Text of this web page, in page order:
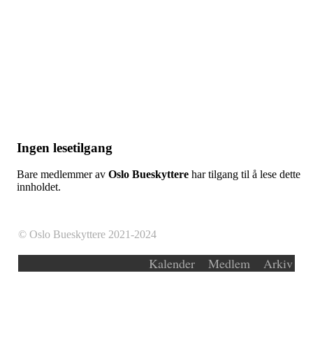
Ingen lesetilgang
Bare medlemmer av Oslo Bueskyttere har tilgang til å lese dette
innholdet.
© Oslo Bueskyttere 2021-2024
Kalender Medlem Arkiv